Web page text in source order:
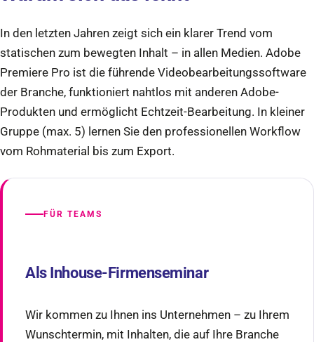
In den letzten Jahren zeigt sich ein klarer Trend vom
statischen zum bewegten Inhalt – in allen Medien. Adobe
Premiere Pro ist die führende Videobearbeitungssoftware
der Branche, funktioniert nahtlos mit anderen Adobe-
Produkten und ermöglicht Echtzeit-Bearbeitung. In kleiner
Gruppe (max. 5) lernen Sie den professionellen Workflow
vom Rohmaterial bis zum Export.
FÜR TEAMS
Als Inhouse-Firmenseminar
Wir kommen zu Ihnen ins Unternehmen – zu Ihrem
Wunschtermin, mit Inhalten, die auf Ihre Branche